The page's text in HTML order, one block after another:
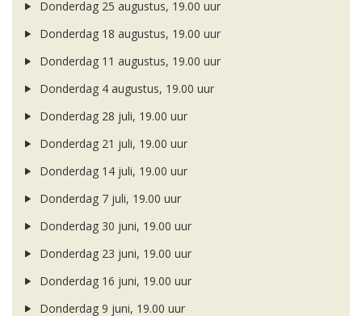
Donderdag 25 augustus, 19.00 uur
Donderdag 18 augustus, 19.00 uur
Donderdag 11 augustus, 19.00 uur
Donderdag 4 augustus, 19.00 uur
Donderdag 28 juli, 19.00 uur
Donderdag 21 juli, 19.00 uur
Donderdag 14 juli, 19.00 uur
Donderdag 7 juli, 19.00 uur
Donderdag 30 juni, 19.00 uur
Donderdag 23 juni, 19.00 uur
Donderdag 16 juni, 19.00 uur
Donderdag 9 juni, 19.00 uur